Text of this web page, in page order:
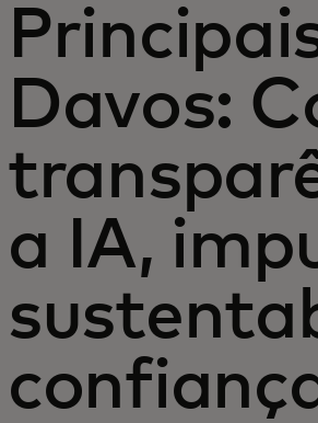
Davos:
a IA,